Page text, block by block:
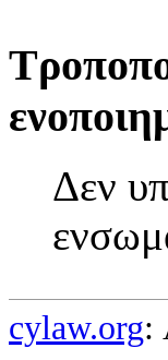
Δεν
cylaw.org: